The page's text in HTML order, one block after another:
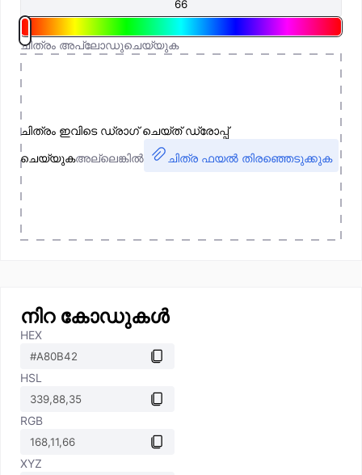
ചിത്രം അപ്‌ലോഡുചെയ്യുക
ചിത്രം ഇവിടെ ഡ്രാഗ് ചെയ്ത് ഡ്രോപ്പ്
ചെയ്യുകഅല്ലെങ്കിൽ ചിത്ര ഫയൽ തിരഞ്ഞെടുക്കുക
നിറ കോഡുകൾ
HEX
HSL
RGB
XYZ